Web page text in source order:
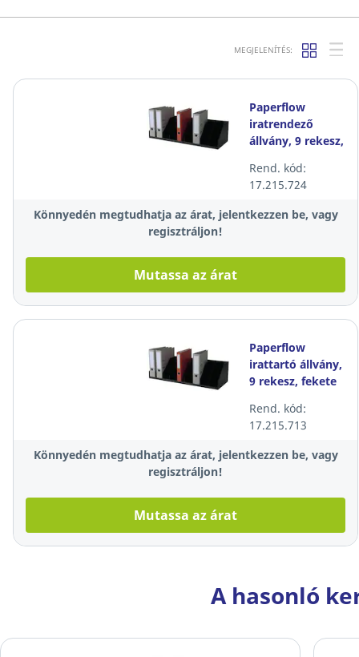
MEGJELENÍTÉS:
Paperflow
iratrendező
állvány, 9 rekesz,
Rend. kód:
17.215.724
Könnyedén megtudhatja az árat, jelentkezzen be, vagy
regisztráljon!
Mutassa az árat
Paperflow
irattartó állvány,
9 rekesz, fekete
Rend. kód:
17.215.713
Könnyedén megtudhatja az árat, jelentkezzen be, vagy
regisztráljon!
Mutassa az árat
A hasonló